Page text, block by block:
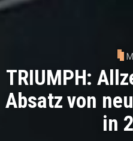
TRIUMPH:
Absatz von
in